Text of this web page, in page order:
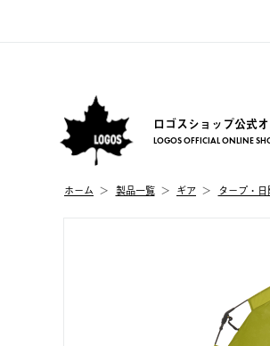
ロゴスショップ公式
LOGOS OFFICIAL ONLINE
ホーム 製品⼀覧 ギア タープ・日